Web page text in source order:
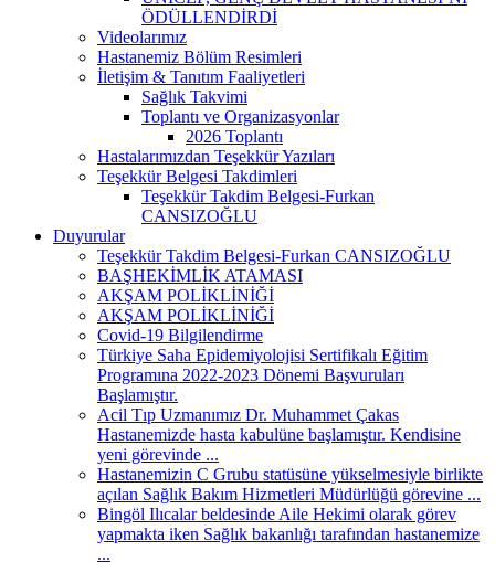
ÖDÜLLENDİRDİ
Videolarımız
Hastanemiz Bölüm Resimleri
İletişim & Tanıtım Faaliyetleri
Sağlık Takvimi
Toplantı ve Organizasyonlar
2026 Toplantı
Hastalarımızdan Teşekkür Yazıları
Teşekkür Belgesi Takdimleri
Teşekkür Takdim Belgesi-Furkan
CANSIZOĞLU
Duyurular
Teşekkür Takdim Belgesi-Furkan CANSIZOĞLU
BAŞHEKİMLİK ATAMASI
AKŞAM POLİKLİNİĞİ
AKŞAM POLİKLİNİĞİ
Covid-19 Bilgilendirme
Türkiye Saha Epidemiyolojisi Sertifikalı Eğitim
Programına 2022-2023 Dönemi Başvuruları
Başlamıştır.
Acil Tıp Uzmanımız Dr. Muhammet Çakas
Hastanemizde hasta kabulüne başlamıştır. Kendisine
yeni görevinde ...
Hastanemizin C Grubu statüsüne yükselmesiyle birlikte
açılan Sağlık Bakım Hizmetleri Müdürlüğü görevine ...
Bingöl Ilıcalar beldesinde Aile Hekimi olarak görev
yapmakta iken Sağlık bakanlığı tarafından hastanemize
...